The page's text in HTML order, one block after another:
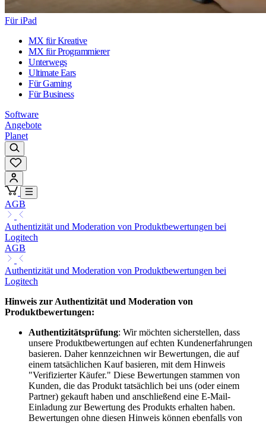
Für iPad
MX für Kreative
MX für Programmierer
Unterwegs
Ultimate Ears
Für Gaming
Für Business
Software
Angebote
Planet
AGB
Authentizität und Moderation von Produktbewertungen bei
Logitech
AGB
Authentizität und Moderation von Produktbewertungen bei
Logitech
Hinweis zur Authentizität und Moderation von
Produktbewertungen:
Authentizitätsprüfung: Wir möchten sicherstellen, dass
unsere Produktbewertungen auf echten Kundenerfahrungen
basieren. Daher kennzeichnen wir Bewertungen, die auf
einem tatsächlichen Kauf basieren, mit dem Hinweis
"Verifizierter Käufer." Diese Bewertungen stammen von
Kunden, die das Produkt tatsächlich bei uns (oder einem
Partner) gekauft haben und anschließend eine E-Mail-
Einladung zur Bewertung des Produkts erhalten haben.
Bewertungen ohne diesen Hinweis können ebenfalls von